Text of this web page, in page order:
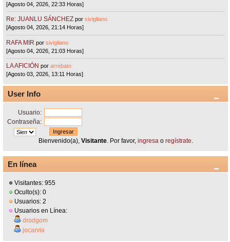
[Agosto 04, 2026, 22:33 Horas]
Re: JUANLU SÁNCHEZ porsivigliano
[Agosto 04, 2026, 21:14 Horas]
RAFA MIR porsivigliano
[Agosto 04, 2026, 21:03 Horas]
LA AFICIÓN porarrebato
[Agosto 03, 2026, 13:11 Horas]
User Info
Usuario:
Contraseña:
Bienvenido(a), Visitante. Por favor, ingresao regístrate.
En línea
Visitantes: 955
Oculto(s): 0
Usuarios: 2
Usuarios en Línea:
drodgom
jocarvia